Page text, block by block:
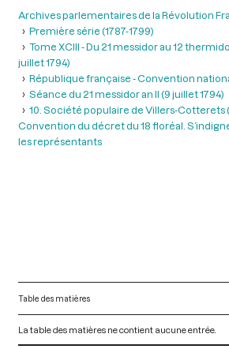
Archives parlementaires de la Révolution
Première série (1787-1799)
Tome XCIII - Du 21 messidor au 12
juillet 1794)
République française - Convention
Séance du 21 messidor an II (9 juillet 1794)
10. Société populaire de Villers-Cotterets
Convention du décret du 18 floréal.
les représentants
Table des matières
La table des matières ne contient aucune entrée.